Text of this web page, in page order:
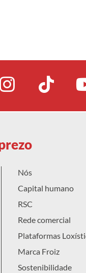
Nós
Capital humano
RSC
Rede comercial
Plataformas
Marca Froiz
Sostenibilidade